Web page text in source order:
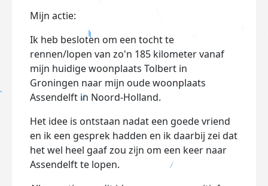
Mijn actie:
Ik heb besloten om een tocht te
rennen/lopen van zo'n 185 kilometer vanaf
mijn huidige woonplaats Tolbert in
Groningen naar mijn oude woonplaats
Assendelft in Noord-Holland.
Het idee is ontstaan nadat een goede vriend
en ik een gesprek hadden en ik daarbij zei dat
het wel heel gaaf zou zijn om een keer naar
Assendelft te lopen.